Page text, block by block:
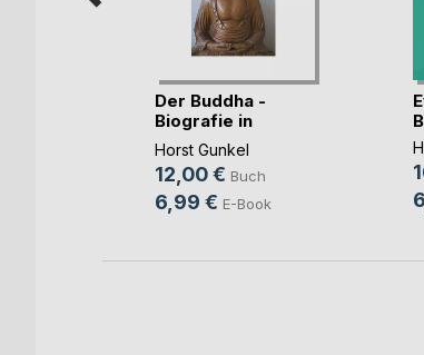
Der Buddha -
Biografie in
Geschichten
Horst Gunkel
12,00 € Buch
6,99 € E-Book